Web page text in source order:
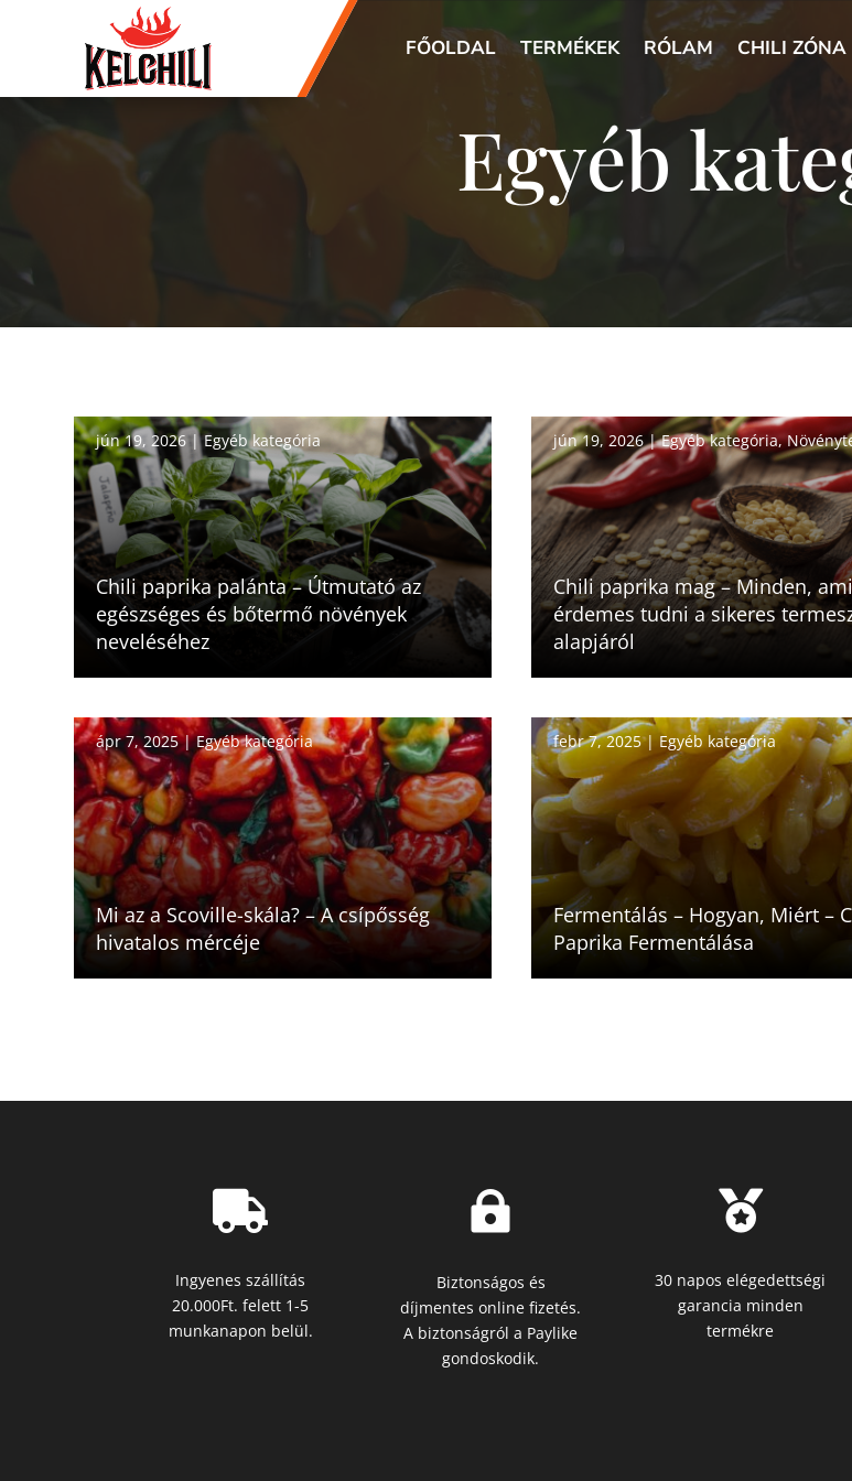
FŐOLDAL TERMÉKEK RÓLAM CHILI ZÓNA
Egyéb
Chili paprika palánta – Útmutató az
egészséges és bőtermő növények
neveléséhez
jún 19, 2026|Egyéb kategória
Mi az a Scoville-skála? – A csípősség
hivatalos mércéje
ápr 7, 2025|Egyéb kategória
Chili paprika mag – Minden,
érdemes tudni a sikeres
alapjáról
jún 19, 2026|Egyéb kategória,
Fermentálás – Hogyan, Miért –
Paprika Fermentálása
febr 7, 2025|Egyéb kategória

Ingyenes szállítás
20.000Ft. felett 1-5
munkanapon belül.

Biztonságos és
díjmentes online fizetés.
A biztonságról a Paylike
gondoskodik.

30 napos elégedettségi
garancia minden
termékre